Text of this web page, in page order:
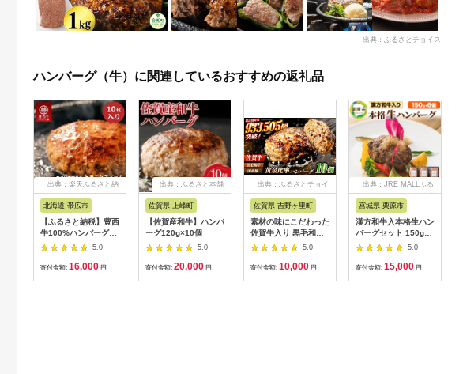
出典：ふるさとチョイス
ハンバーグ（牛）に関連しているおすすめの返礼品
出典：楽天ふるさと納
税
北海道 帯広市
【ふるさと納税】豊西
牛100%ハンバーグ
10枚セット【配送不
可地域：離島】
【1483593】
5.0
寄付金額: 16,000 円
出典：ふるさと本舗
佐賀県 上峰町
【佐賀産和牛】ハンバ
ーグ120g×10個
5.0
寄付金額: 20,000 円
出典：ふるさとチョイ
ス
佐賀県 吉野ヶ里町
素材の味にこだわった
佐賀牛入り 黒毛和牛
ハンバーグ 1.4kg
(140g×10個) がばい
ばーぐ 吉野ヶ里町/石
5.0
寄付金額: 10,000 円
出典：JRE MALLふる
さと納税
宮城県 栗原市
漢方和牛入本格生ハン
バーグセット 150g×6
個
5.0
寄付金額: 15,000 円